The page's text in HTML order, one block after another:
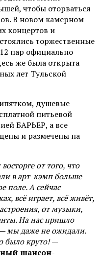
чтобы оторваться
В новом камерном
концертов и
торжественные
пар официально
же была открыта
лет Тульской
душевые
питьевой
БАРЬЕР, а все
и размечены на
от того, что
в арт-кэмп больше
поле. А сейчас
всё играет, всё живёт,
от музыки,
На нас пришло
мы даже не ожидали.
было круто!—
шансон-